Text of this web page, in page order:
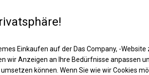
Einkaufen auf der Das Company, -
wir Anzeigen an Ihre Bedürfnisse anpassen
können. Wenn Sie wie wir Cookies